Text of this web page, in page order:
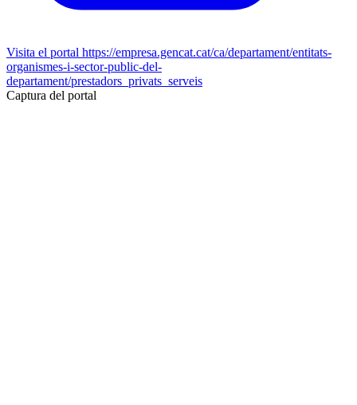
Visita el portal https://empresa.gencat.cat/ca/departament/entitats-
organismes-i-sector-public-del-
departament/prestadors_privats_serveis
Captura del portal